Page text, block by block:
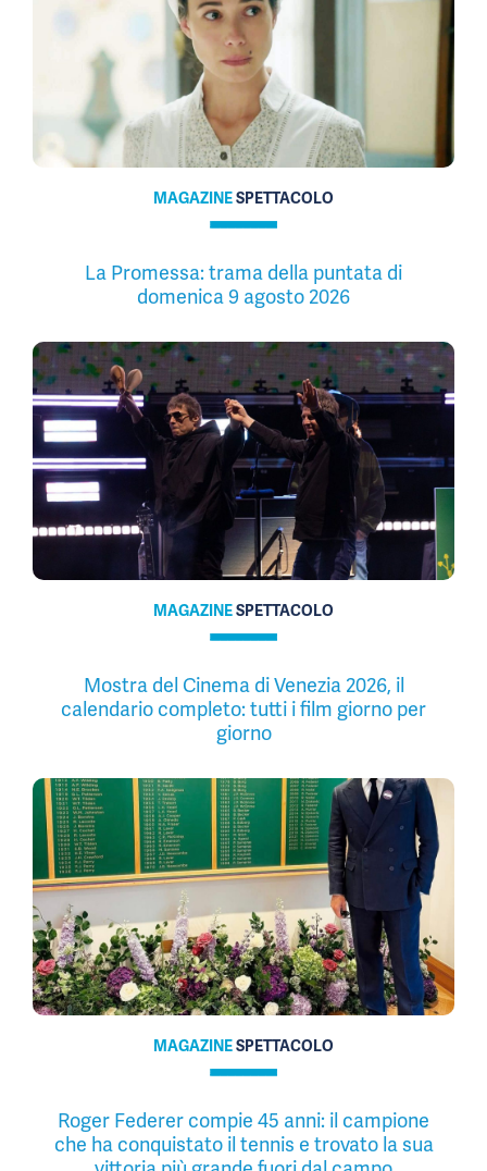
MAGAZINESPETTACOLO
La Promessa: trama della puntata di
domenica 9 agosto 2026
MAGAZINESPETTACOLO
Mostra del Cinema di Venezia 2026, il
calendario completo: tutti i film giorno per
giorno
MAGAZINESPETTACOLO
Roger Federer compie 45 anni: il campione
che ha conquistato il tennis e trovato la sua